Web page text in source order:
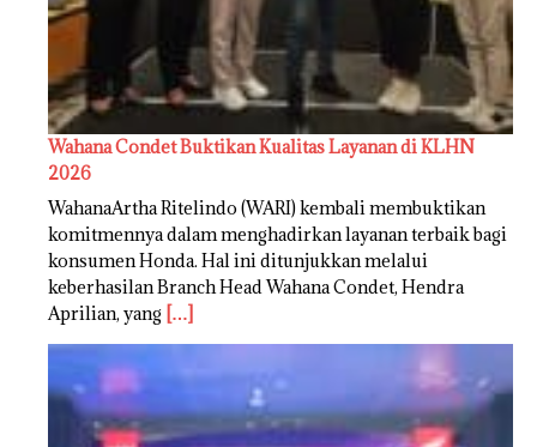
Wahana Condet Buktikan Kualitas Layanan di KLHN
2026
WahanaArtha Ritelindo (WARI) kembali membuktikan
komitmennya dalam menghadirkan layanan terbaik bagi
konsumen Honda. Hal ini ditunjukkan melalui
keberhasilan Branch Head Wahana Condet, Hendra
Aprilian, yang […]